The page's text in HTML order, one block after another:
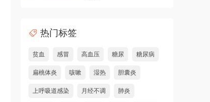
热门标签
贫血 感冒 高血压 糖尿 糖尿病
扁桃体炎 咳嗽 湿热 胆囊炎
上呼吸道感染 月经不调 肺炎